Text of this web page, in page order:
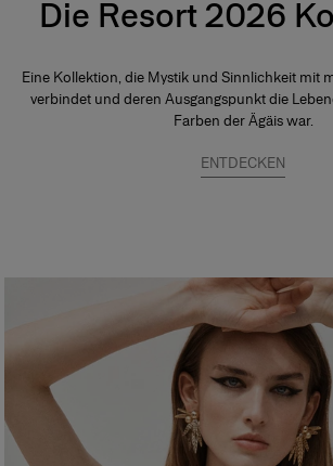
Die Resort 2026
Eine Kollektion, die Mystik und Sinnlichkeit mit
verbindet und deren Ausgangspunkt die
Farben der Ägäis war.
ENTDECKEN